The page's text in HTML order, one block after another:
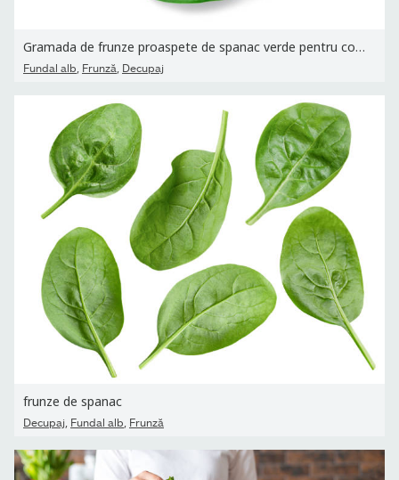
Gramada de frunze proaspete de spanac verde pentru copii izolate...
Fundal alb, Frunză, Decupaj
frunze de spanac
Decupaj, Fundal alb, Frunză